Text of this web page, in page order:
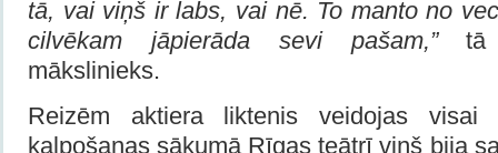
tā, vai viņš ir labs, vai nē. To manto no
cilvēkam jāpierāda sevi pašam,”tā
mākslinieks.
Reizēm aktiera liktenis veidojas visai
kalpošanas sākumā Rīgas teātrī viņš bija